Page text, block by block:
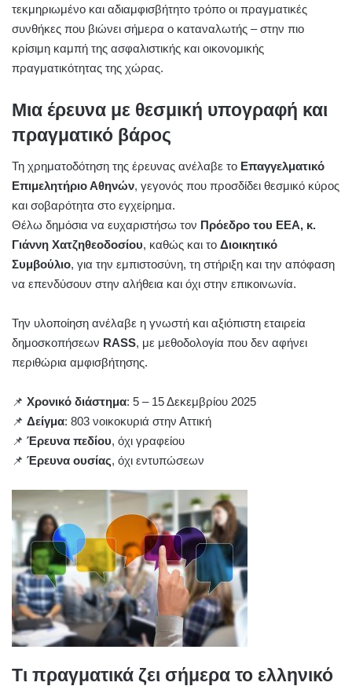
τεκμηριωμένο και αδιαμφισβήτητο τρόπο οι πραγματικές
συνθήκες που βιώνει σήμερα ο καταναλωτής – στην πιο
κρίσιμη καμπή της ασφαλιστικής και οικονομικής
πραγματικότητας της χώρας.
Μια έρευνα με θεσμική υπογραφή και
πραγματικό βάρος
Τη χρηματοδότηση της έρευνας ανέλαβε το Επαγγελματικό
Επιμελητήριο Αθηνών, γεγονός που προσδίδει θεσμικό κύρος
και σοβαρότητα στο εγχείρημα.
Θέλω δημόσια να ευχαριστήσω τον Πρόεδρο του ΕΕΑ, κ.
Γιάννη Χατζηθεοδοσίου, καθώς και το Διοικητικό
Συμβούλιο, για την εμπιστοσύνη, τη στήριξη και την απόφαση
να επενδύσουν στην αλήθεια και όχι στην επικοινωνία.
Την υλοποίηση ανέλαβε η γνωστή και αξιόπιστη εταιρεία
δημοσκοπήσεων RASS, με μεθοδολογία που δεν αφήνει
περιθώρια αμφισβήτησης.
📌 Χρονικό διάστημα: 5 – 15 Δεκεμβρίου 2025
📌 Δείγμα: 803 νοικοκυριά στην Αττική
📌 Έρευνα πεδίου, όχι γραφείου
📌 Έρευνα ουσίας, όχι εντυπώσεων
Τι πραγματικά ζει σήμερα το ελληνικό